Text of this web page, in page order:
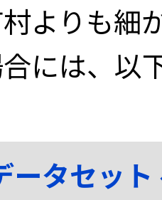
よりも細
には、以
ータセッ